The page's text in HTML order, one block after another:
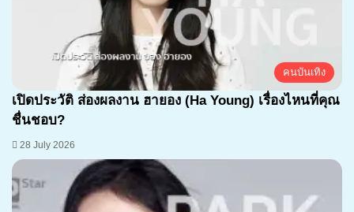
คนบันเทิง
เปิดประวัติ ส่องผลงาน ฮายอง (Ha Young) เรื่องไหนที่คุณ
ชื่นชอบ?
28 July 2026